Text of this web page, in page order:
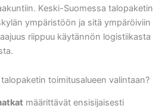
Keski-Suomessa talopaketin
ympäristöön ja sitä ympäröiviin
riippuu käytännön logistiikasta
toimitusalueen valintaan?
määrittävät ensisijaisesti